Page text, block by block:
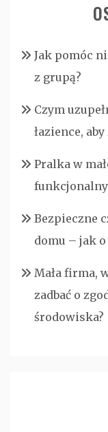
Jak pomóc
z grupą?
Czym
łazience,
Pralka w
funkcjonalny
Bezpieczne
domu – jak o
Mała firma,
zadbać o
środowiska?